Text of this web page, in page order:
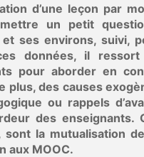
d’une leçon par
un petit
ses environs, suivi,
données, il
pour aborder en
plus, des causes
ou rappels
des enseignants.
la mutualisation
aux MOOC.